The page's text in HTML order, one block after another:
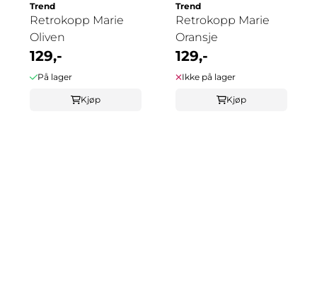
Trend
Retrokopp Marie
Oliven
129,-
På lager
Kjøp
Trend
Retrokopp Marie
Oransje
129,-
Ikke på lager
Kjøp